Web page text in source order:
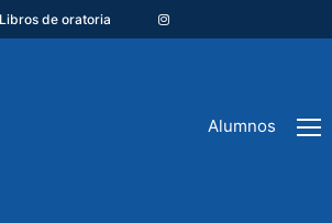
Libros de oratoria
Alumnos